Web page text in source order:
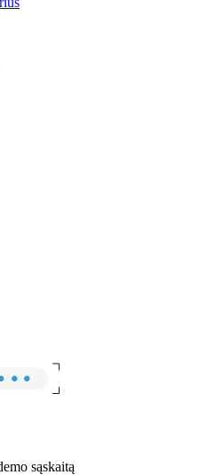
sąskaitą